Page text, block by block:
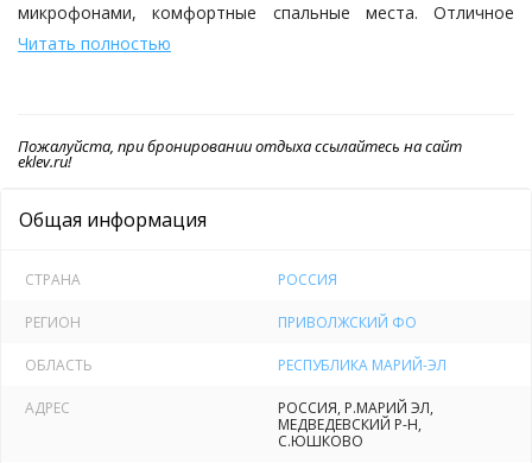
микрофонами, комфортные спальные места. Отличное
место для проведения праздника или романтических
Кроме того, предлагаем рыбалку – отличное
расслабиться и отвлечь себя от каких-либо проблем.
дети до 10 лет рыбачат бесплатно. Пойманная рыба
ценам:
-Карась – 100 руб/кг.
Также есть прокат снастей для рыбалки, в продаже есть
Читать полностью
Пожалуйста, при бронировании отдыха ссылайтесь на сайт
eklev.ru!
Общая информация
СТРАНА РОССИЯ
РЕГИОН ПРИВОЛЖСКИЙ ФО
ОБЛАСТЬ РЕСПУБЛИКА МАРИЙ-ЭЛ
АДРЕС
РОССИЯ, Р.МАРИЙ ЭЛ,
МЕДВЕДЕВСКИЙ Р-Н,
С.ЮШКОВО